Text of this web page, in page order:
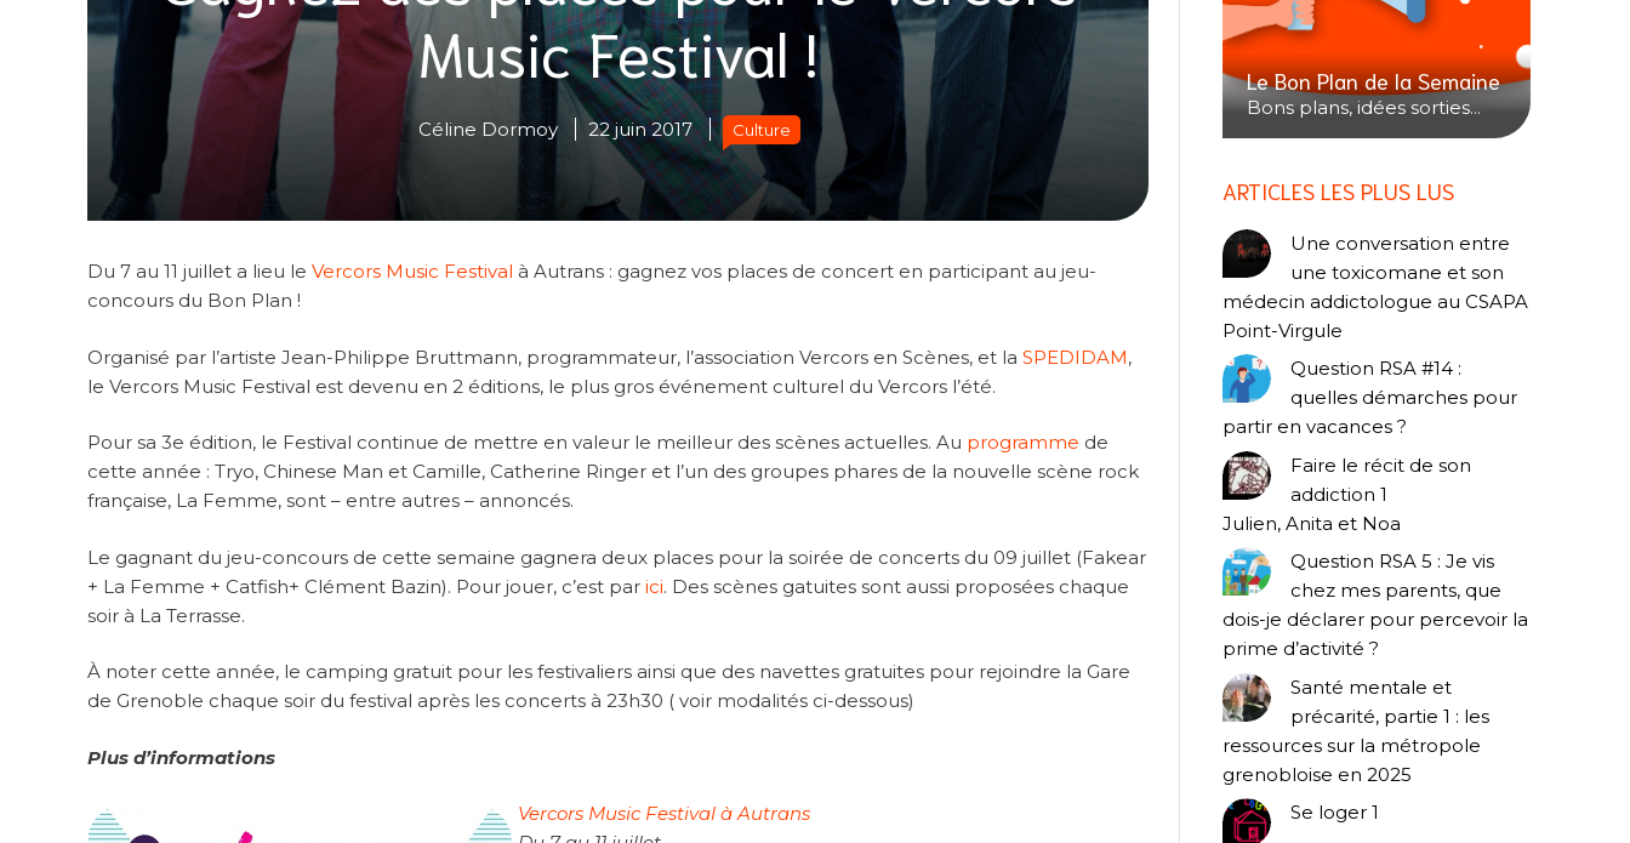
Music Festival !
Céline Dormoy 22 juin 2017 Culture
Du 7 au 11 juillet a lieu le Vercors Music Festival à Autrans : gagnez vos places de concert en participant au jeu-
concours du Bon Plan !
Organisé par l’artiste Jean-Philippe Bruttmann, programmateur, l’association Vercors en Scènes, et la SPEDIDAM,
le Vercors Music Festival est devenu en 2 éditions, le plus gros événement culturel du Vercors l’été.
Pour sa 3e édition, le Festival continue de mettre en valeur le meilleur des scènes actuelles. Au programme de
cette année : Tryo, Chinese Man et Camille, Catherine Ringer et l’un des groupes phares de la nouvelle scène rock
française, La Femme, sont – entre autres – annoncés.
Le gagnant du jeu-concours de cette semaine gagnera deux places pour la soirée de concerts du 09 juillet (Fakear
+ La Femme + Catfish+ Clément Bazin). Pour jouer, c’est par ici. Des scènes gatuites sont aussi proposées chaque
soir à La Terrasse.
À noter cette année, le camping gratuit pour les festivaliers ainsi que des navettes gratuites pour rejoindre la Gare
de Grenoble chaque soir du festival après les concerts à 23h30 ( voir modalités ci-dessous)
Plus d’informations
Vercors Music Festival à Autrans
Le Bon Plan de la Semaine
Bons plans, idées sorties...
ARTICLES LES PLUS LUS
Une conversation entre
une toxicomane et son
médecin addictologue au CSAPA
Point-Virgule
Question RSA #14 :
quelles démarches pour
partir en vacances ?
Faire le récit de son
addiction 1
Julien, Anita et Noa
Question RSA 5 : Je vis
chez mes parents, que
dois-je déclarer pour percevoir la
prime d’activité ?
Santé mentale et
précarité, partie 1 : les
ressources sur la métropole
grenobloise en 2025
Se loger 1